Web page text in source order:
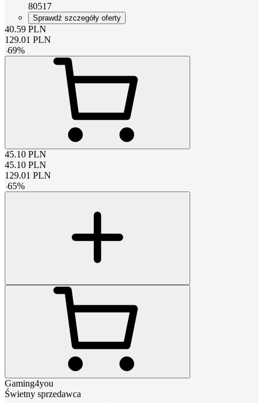
80517
Sprawdź szczegóły oferty
40.59 PLN
129.01 PLN
-69%
45.10 PLN
45.10 PLN
129.01 PLN
-65%
Gaming4you
Świetny sprzedawca